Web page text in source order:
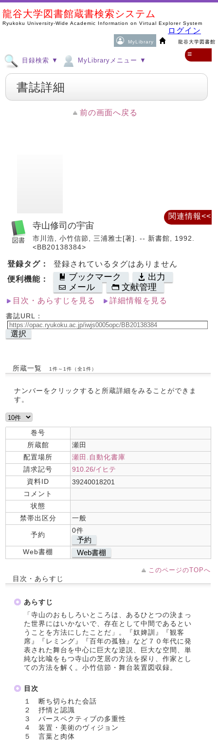
龍谷大学図書館蔵書検索システム
Ryukoku University-Wide Academic Information on Virtual Explorer System
MyLibrary 龍谷大学図書館
ログイン
目録検索 ▼ MyLibraryメニュー ▼
≡
書誌詳細
前の画面へ戻る
寺山修司の宇宙
市川浩, 小竹信節, 三浦雅士[著]. -- 新書館, 1992.
<BB20138384>
登録タグ：
登録されているタグはありません
便利機能：
ブックマーク
出力
メール
文献管理
目次・あらすじを見る 詳細情報を見る
書誌URL：
選択
所蔵一覧 1件～1件（全1件）
ナンバーをクリックすると所蔵詳細をみることができま
す。
巻号
所蔵館
瀬田
配置場所
瀬田.自動化書庫
請求記号
910.26/イヒテ
資料ID
39240018201
コメント
状態
禁帯出区分
一般
予約
0件
予約
Web書棚 Web書棚
このページのTOPへ
目次・あらすじ
あらすじ
「寺山のおもしろいところは、あるひとつの決まっ
た世界にはいかないで、存在として中間であるとい
うことを方法にしたことだ」。『奴婢訓』『観客
席』『レミング』『百年の孤独』など７０年代に発
表された舞台を中心に巨大な逆説、巨大な空間、単
純な比喩をもつ寺山の芝居の方法を探り、作家とし
ての方法を解く。小竹信節・舞台装置図収録。
目次
１ 断ち切られた会話
２ 抒情と認識
３ パースペクティブの多重性
４ 装置・美術のヴィジョン
５ 言葉と肉体
関連情報<<